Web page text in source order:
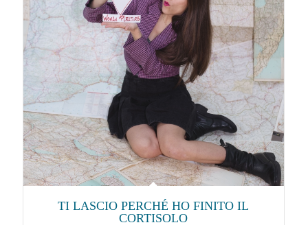
TI LASCIO PERCHÉ HO FINITO IL
CORTISOLO